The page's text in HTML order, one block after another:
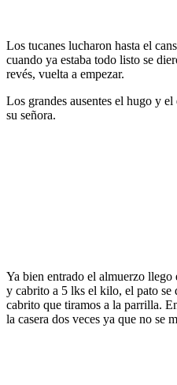
Los tucanes lucharon hasta el
cuando ya estaba todo listo se
revés, vuelta a empezar.
Los grandes ausentes el hugo y
su señora.
Ya bien entrado el almuerzo
y cabrito a 5 lks el kilo, el pato se
cabrito que tiramos a la parrilla.
la casera dos veces ya que no se